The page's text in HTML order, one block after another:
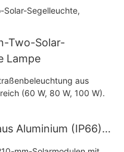
Two-Solar-
Lampe
Aluminium (IP66)
80 W, 100 W).